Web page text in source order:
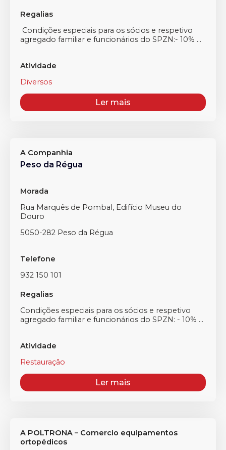
Regalias
Condições especiais para os sócios e respetivo
agregado familiar e funcionários do SPZN:- 10% ...
Atividade
Diversos
Ler mais
A Companhia
Peso da Régua
Morada
Rua Marquês de Pombal, Edifício Museu do
Douro
5050-282 Peso da Régua
Telefone
932 150 101
Regalias
Condições especiais para os sócios e respetivo
agregado familiar e funcionários do SPZN: - 10% ...
Atividade
Restauração
Ler mais
A POLTRONA – Comercio equipamentos
ortopédicos